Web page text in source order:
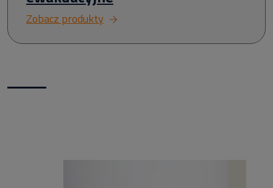
Zobacz produkty